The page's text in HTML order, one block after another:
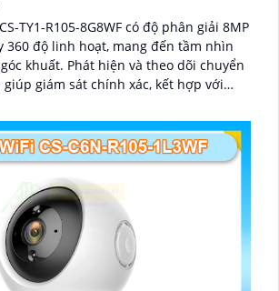
TY1-R105-8G8WF có độ phân giải 8MP
360 độ linh hoạt, mang đến tầm nhìn
và theo dõi chuyển
giám sát chính xác, kết hợp với